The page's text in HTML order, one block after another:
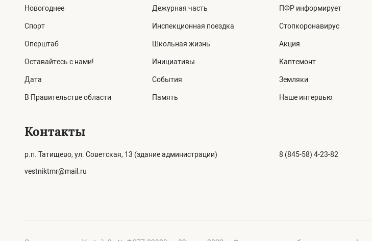
Новогоднее
Спорт
Оперштаб
Оставайтесь с нами!
Дата
В Правительстве области
Дежурная часть
Инспекционная поездка
Школьная жизнь
Инициативы
События
Память
ПФР информирует
Стопкоронавирус
Акция
Каптемонт
Земляки
Наше интервью
Контакты
р.п. Татищево, ул. Советская, 13 (здание администрации)
vestniktmr@mail.ru
8 (845-58) 4-23-82